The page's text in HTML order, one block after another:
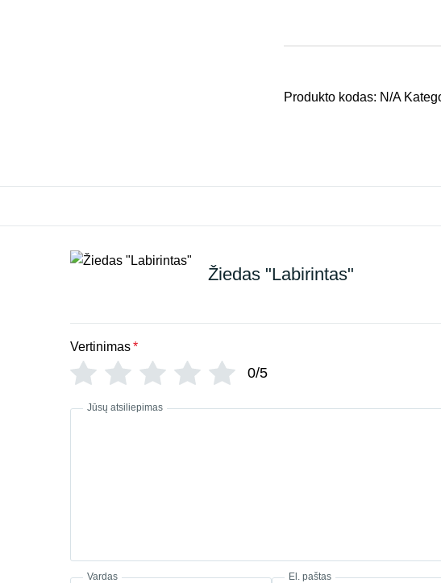
Produkto kodas: N/A
Žiedas "Labirintas"
Vertinimas*
0/5
Jūsų atsiliepimas
Vardas El. paštas